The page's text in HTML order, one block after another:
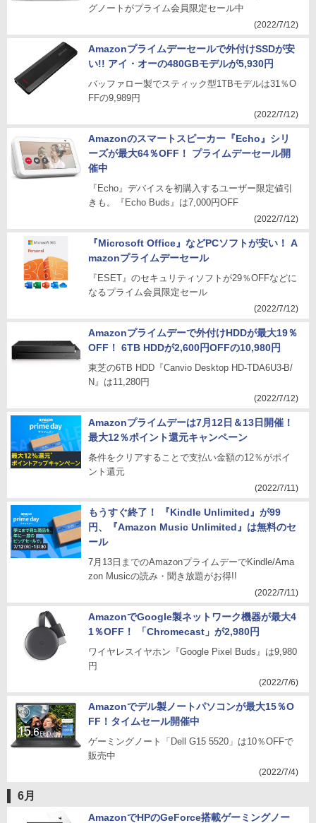
グノートがプライム会員限定セール中
(2022/7/12)
Amazonプライムデーセールで外付けSSDが安
い!! アイ・オーの480GBモデルが5,930円
バッファロー製でスティック型1TBモデルは31％O
FFの9,989円
(2022/7/12)
Amazonのスマートスピーカー『Echo』シリ
ーズが最大64％OFF！ プライムデーセール開
催中
『Echo』デバイスを初購入するユーザー限定値引
きも。『Echo Buds』は7,000円OFF
(2022/7/12)
『Microsoft Office』などPCソフトが安い！ A
mazonプライムデーセール
『ESET』のセキュリティソフトが29％OFFなどに
なるプライム会員限定セール
(2022/7/12)
Amazonプライムデーで外付けHDDが最大19％
OFF！ 6TB HDDが2,600円OFFの10,980円
東芝の6TB HDD『Canvio Desktop HD-TDA6U3-B/
N』は11,280円
(2022/7/12)
Amazonプライムデーは7月12日＆13日開催！
最大12％ポイント還元キャンペーン
条件をクリアすることで支払い金額の12％がポイ
ント還元
(2022/7/11)
もうすぐ終了！ 『Kindle Unlimited』が99
円、『Amazon Music Unlimited』は無料のセ
ール
7月13日までのAmazonプライムデーでKindle/Ama
zon Musicの読み・聞き放題がお得!!
(2022/7/11)
AmazonでGoogle製ネットワーク機器が最大4
1％OFF！ 「Chromecast」が2,980円
ワイヤレスイヤホン『Google Pixel Buds』は9,980
円
(2022/7/6)
Amazonでデル製ノートパソコンが最大15％O
FF！タイムセール開催中
ゲーミングノート「Dell G15 5520」は10％OFFで
販売中
(2022/7/4)
6月
AmazonでHPのGeForce搭載ゲーミングノー